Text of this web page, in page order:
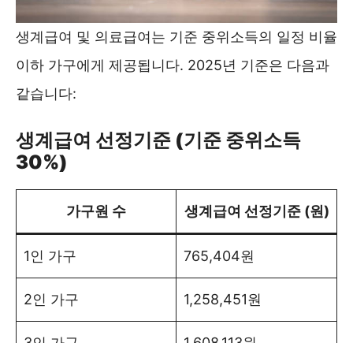
생계급여 및 의료급여는 기준 중위소득의 일정 비율
이하 가구에게 제공됩니다. 2025년 기준은 다음과
같습니다:
생계급여 선정기준 (기준 중위소득
30%)
가구원 수 생계급여 선정기준 (원)
1인 가구 765,404원
2인 가구 1,258,451원